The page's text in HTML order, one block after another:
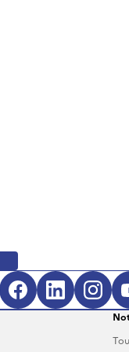
Facebook